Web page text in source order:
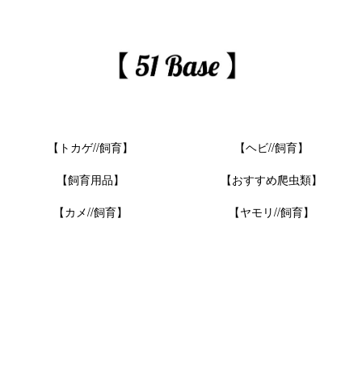
【トカゲ//飼育】
【ヘビ//飼育】
【飼育用品】
【おすすめ爬虫類】
【カメ//飼育】
【ヤモリ//飼育】